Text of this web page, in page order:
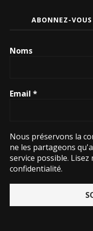
ABONNEZ-
Noms
Email *
Nous préservons la
ne les partageons
service possible. Lisez
confidentialité.